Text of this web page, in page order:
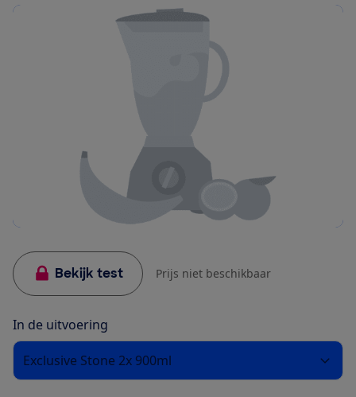
Bekijk test Prijs niet beschikbaar
In de uitvoering
Exclusive Stone 2x 900ml